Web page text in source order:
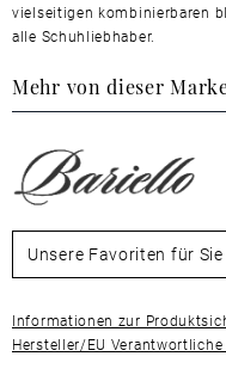
vielseitigen kombinierbaren
alle Schuhliebhaber.
Mehr von dieser
Unsere Favoriten für Sie
Informationen zur
Hersteller/EU Verantwortliche